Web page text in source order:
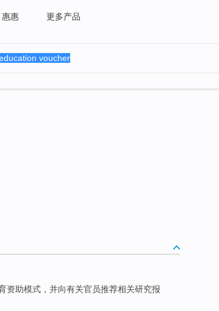
惠惠 更多产品
资助模式，并向有关官员推荐相关研究报